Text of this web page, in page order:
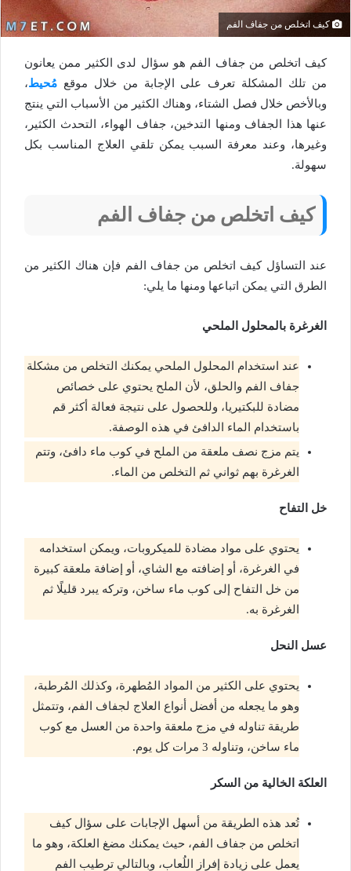
كيف اتخلص من جفاف الفم
كيف اتخلص من جفاف الفم هو سؤال لدى الكثير ممن يعانون
من تلك المشكلة تعرف على الإجابة من خلال موقع مُحيط،
وبالأخص خلال فصل الشتاء، وهناك الكثير من الأسباب التي ينتج
عنها هذا الجفاف ومنها التدخين، جفاف الهواء، التحدث الكثير،
وغيرها، وعند معرفة السبب يمكن تلقي العلاج المناسب بكل
سهولة.
كيف اتخلص من جفاف الفم
عند التساؤل كيف اتخلص من جفاف الفم فإن هناك الكثير من
الطرق التي يمكن اتباعها ومنها ما يلي:
الغرغرة بالمحلول الملحي
عند استخدام المحلول الملحي يمكنك التخلص من مشكلة
جفاف الفم والحلق، لأن الملح يحتوي على خصائص
مضادة للبكتيريا، وللحصول على نتيجة فعالة أكثر قم
باستخدام الماء الدافئ في هذه الوصفة.
يتم مزج نصف ملعقة من الملح في كوب ماء دافئ، وتتم
الغرغرة بهم ثواني ثم التخلص من الماء.
خل التفاح
يحتوي على مواد مضادة للميكروبات، ويمكن استخدامه
في الغرغرة، أو إضافته مع الشاي، أو إضافة ملعقة كبيرة
من خل التفاح إلى كوب ماء ساخن، وتركه يبرد قليلًا ثم
الغرغرة به.
عسل النحل
يحتوي على الكثير من المواد المُطهرة، وكذلك المُرطبة،
وهو ما يجعله من أفضل أنواع العلاج لجفاف الفم، وتتمثل
طريقة تناوله في مزج ملعقة واحدة من العسل مع كوب
ماء ساخن، وتناوله 3 مرات كل يوم.
العلكة الخالية من السكر
تُعد هذه الطريقة من أسهل الإجابات على سؤال كيف
اتخلص من جفاف الفم، حيث يمكنك مضغ العلكة، وهو ما
يعمل على زيادة إفراز اللُعاب، وبالتالي ترطيب الفم